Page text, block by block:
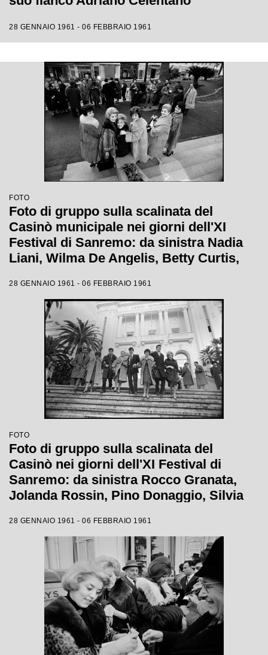
28 GENNAIO 1961 - 06 FEBBRAIO 1961
FOTO
Foto di gruppo sulla scalinata del
Casinò municipale nei giorni dell'XI
Festival di Sanremo: da sinistra Nadia
Liani, Wilma De Angelis, Betty Curtis,
Mazzetti
28 GENNAIO 1961 - 06 FEBBRAIO 1961
FOTO
Foto di gruppo sulla scalinata del
Casinò nei giorni dell'XI Festival di
Sanremo: da sinistra Rocco Granata,
Jolanda Rossin, Pino Donaggio, Silvia
Renis e Betty Curtis
28 GENNAIO 1961 - 06 FEBBRAIO 1961